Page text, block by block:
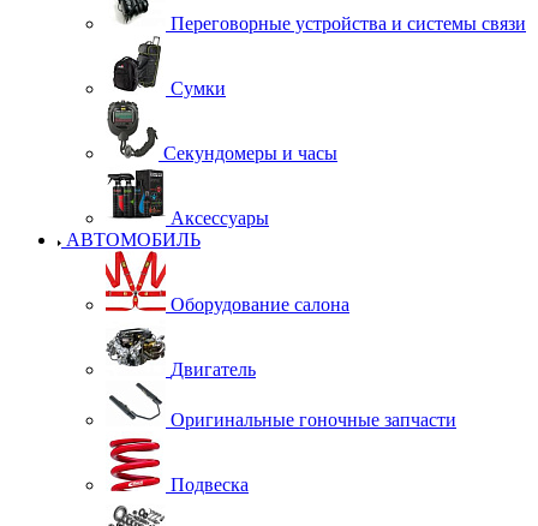
Переговорные устройства и системы связи
Сумки
Секундомеры и часы
Аксессуары
АВТОМОБИЛЬ
Оборудование салона
Двигатель
Оригинальные гоночные запчасти
Подвеска